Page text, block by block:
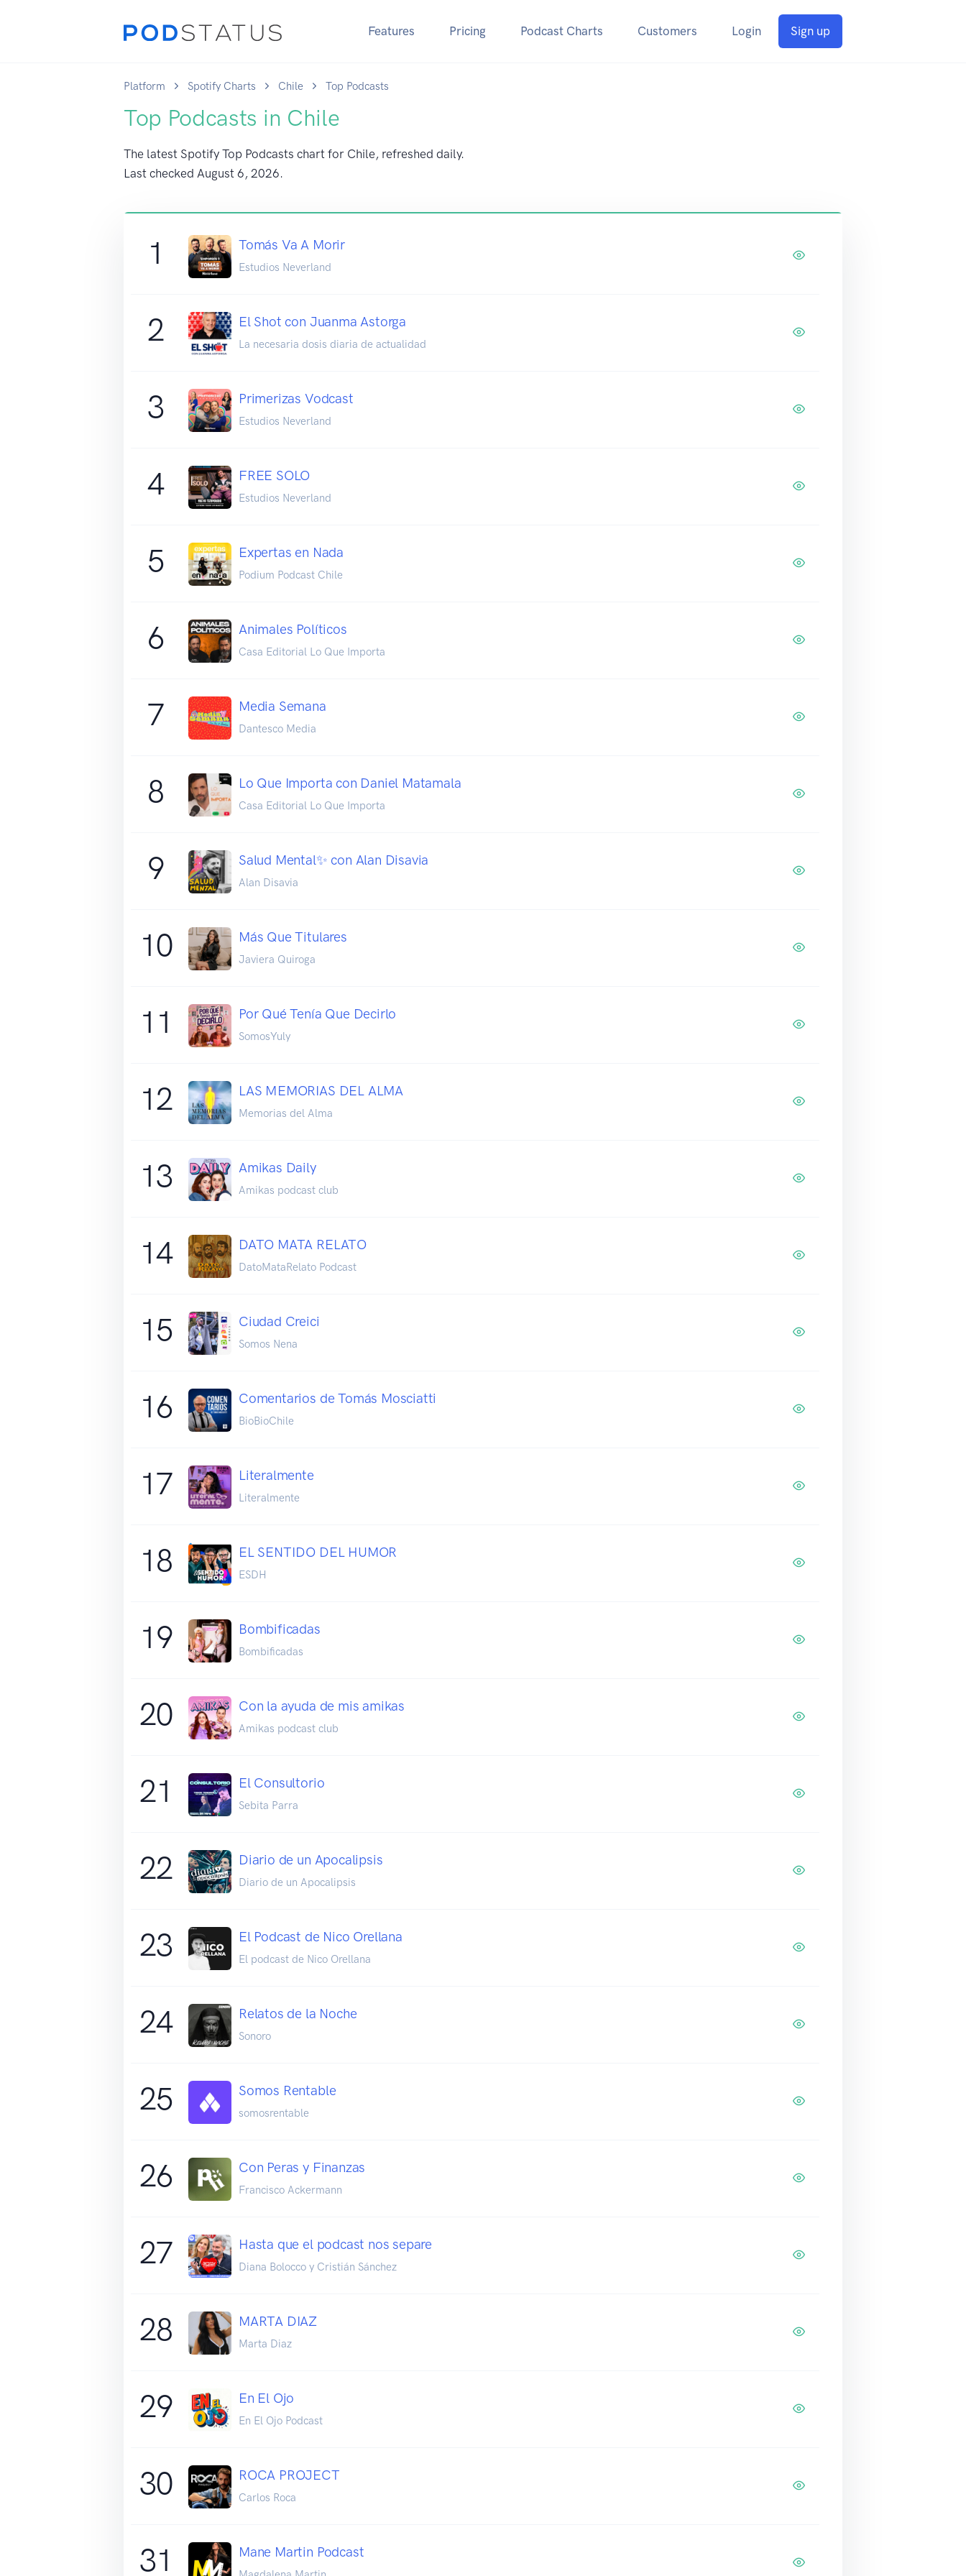
Features Pricing Podcast Charts Customers Login Sign up
Platform Spotify Charts Chile Top Podcasts
Top Podcasts in Chile
The latest Spotify Top Podcasts chart for Chile, refreshed daily.
Last checked August 6, 2026.
1 Tomás Va A Morir
Estudios Neverland
2 El Shot con Juanma Astorga
La necesaria dosis diaria de actualidad
3 Primerizas Vodcast
Estudios Neverland
4 FREE SOLO
Estudios Neverland
5 Expertas en Nada
Podium Podcast Chile
6 Animales Políticos
Casa Editorial Lo Que Importa
7 Media Semana
Dantesco Media
8 Lo Que Importa con Daniel Matamala
Casa Editorial Lo Que Importa
9 Salud Mental✨ con Alan Disavia
Alan Disavia
10 Más Que Titulares
Javiera Quiroga
11 Por Qué Tenía Que Decirlo
SomosYuly
12 LAS MEMORIAS DEL ALMA
Memorias del Alma
13 Amikas Daily
Amikas podcast club
14 DATO MATA RELATO
DatoMataRelato Podcast
15 Ciudad Creici
Somos Nena
16 Comentarios de Tomás Mosciatti
BioBioChile
17 Literalmente
Literalmente
18 EL SENTIDO DEL HUMOR
ESDH
19 Bombificadas
Bombificadas
20 Con la ayuda de mis amikas
Amikas podcast club
21 El Consultorio
Sebita Parra
22 Diario de un Apocalipsis
Diario de un Apocalipsis
23 El Podcast de Nico Orellana
El podcast de Nico Orellana
24 Relatos de la Noche
Sonoro
25 Somos Rentable
somosrentable
26 Con Peras y Finanzas
Francisco Ackermann
27 Hasta que el podcast nos separe
Diana Bolocco y Cristián Sánchez
28 MARTA DIAZ
Marta Diaz
29 En El Ojo
En El Ojo Podcast
30 ROCA PROJECT
Carlos Roca
31 Mane Martin Podcast